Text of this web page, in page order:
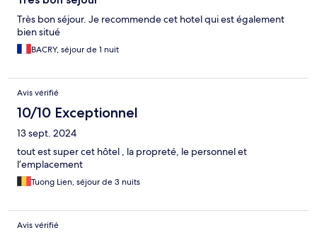
Très bon séjour. Je recommende cet hotel qui est également
bien situé
BACRY, séjour de 1 nuit
Avis vérifié
10/10 Exceptionnel
13 sept. 2024
tout est super cet hôtel , la propreté, le personnel et
l’emplacement
Tuong Lien, séjour de 3 nuits
Avis vérifié